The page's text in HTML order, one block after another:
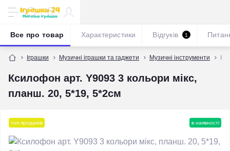
Іграшки Музичні іграшки та гаджети Музичні інструменти
Ксилофон арт. Y9093 3 кольори мікс,
планш. 20, 5*19, 5*2см
Все про товар Характеристики Відгуків 1
топ продажів в наявності